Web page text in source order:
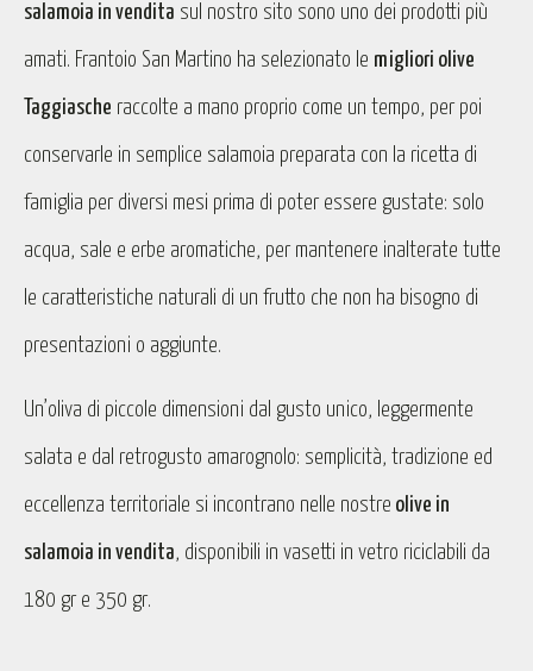
salamoia in vendita sul nostro sito sono uno dei prodotti più
amati. Frantoio San Martino ha selezionato le migliori olive
Taggiasche raccolte a mano proprio come un tempo, per poi
conservarle in semplice salamoia preparata con la ricetta di
famiglia per diversi mesi prima di poter essere gustate: solo
acqua, sale e erbe aromatiche, per mantenere inalterate tutte
le caratteristiche naturali di un frutto che non ha bisogno di
presentazioni o aggiunte.
Un’oliva di piccole dimensioni dal gusto unico, leggermente
salata e dal retrogusto amarognolo: semplicità, tradizione ed
eccellenza territoriale si incontrano nelle nostre olive in
salamoia in vendita, disponibili in vasetti in vetro riciclabili da
180 gr e 350 gr.